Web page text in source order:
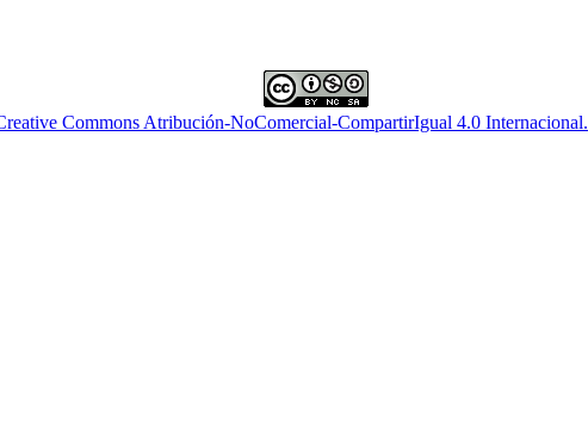
Commons Atribución-NoComercial-CompartirIgual 4.0 Internacional.